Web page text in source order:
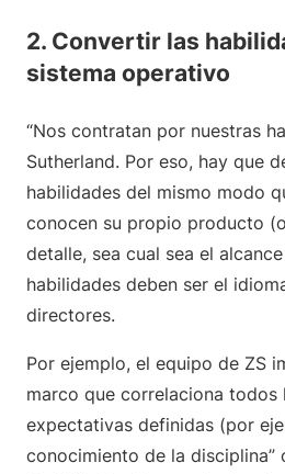
2. Convertir las
sistema operativo
“Nos contratan por nuestras
Sutherland. Por eso, hay que
habilidades del mismo modo
conocen su propio producto
detalle, sea cual sea el
habilidades deben ser el
directores.
Por ejemplo, el equipo de ZS
marco que correlaciona todos
expectativas definidas (por
conocimiento de la disciplina”